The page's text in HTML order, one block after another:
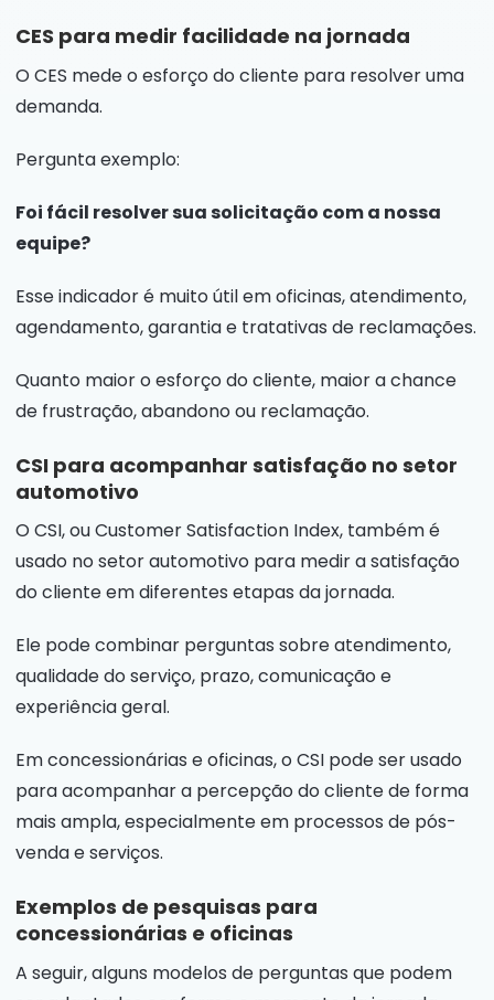
CES para medir facilidade na jornada
O CES mede o esforço do cliente para resolver uma
demanda.
Pergunta exemplo:
Foi fácil resolver sua solicitação com a nossa
equipe?
Esse indicador é muito útil em oficinas, atendimento,
agendamento, garantia e tratativas de reclamações.
Quanto maior o esforço do cliente, maior a chance
de frustração, abandono ou reclamação.
CSI para acompanhar satisfação no setor
automotivo
O CSI, ou Customer Satisfaction Index, também é
usado no setor automotivo para medir a satisfação
do cliente em diferentes etapas da jornada.
Ele pode combinar perguntas sobre atendimento,
qualidade do serviço, prazo, comunicação e
experiência geral.
Em concessionárias e oficinas, o CSI pode ser usado
para acompanhar a percepção do cliente de forma
mais ampla, especialmente em processos de pós-
venda e serviços.
Exemplos de pesquisas para
concessionárias e oficinas
A seguir, alguns modelos de perguntas que podem